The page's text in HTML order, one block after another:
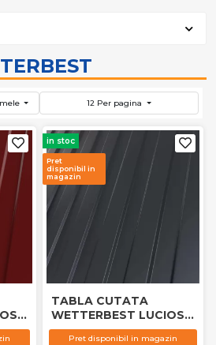
12 Per pagina
in stoc
Pret
disponibil in
magazin
TABLA CUTATA
WETTERBEST LUCIOS
7016
Pret disponibil in magazin